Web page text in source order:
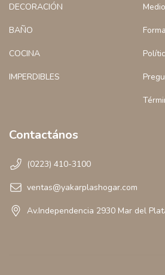
DECORACIÓN
BAÑO
COCINA
IMPERDIBLES
Contactános
(0223) 410-3100
ventas@yakarplashogar.com
Av.Independencia 2930 Mar del